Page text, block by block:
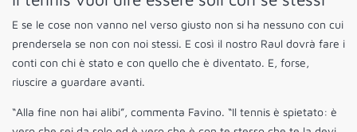
E se le cose non vanno nel verso giusto non si ha nessuno con cui
prendersela se non con noi stessi. E così il nostro Raul dovrà fare i
conti con chi è stato e con quello che è diventato. E, forse,
riuscire a guardare avanti.
“Alla fine non hai alibi”, commenta Favino. “Il tennis è spietato: è